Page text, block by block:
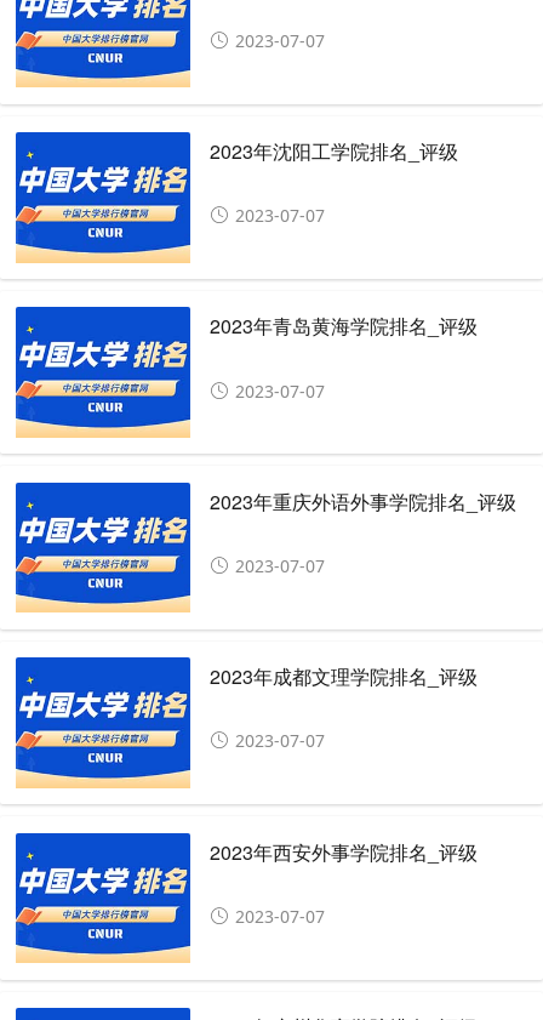
2023-07-07
2023年沈阳工学院排名_评级
2023-07-07
2023年青岛黄海学院排名_评级
2023-07-07
2023年重庆外语外事学院排名_评级
2023-07-07
2023年成都文理学院排名_评级
2023-07-07
2023年西安外事学院排名_评级
2023-07-07